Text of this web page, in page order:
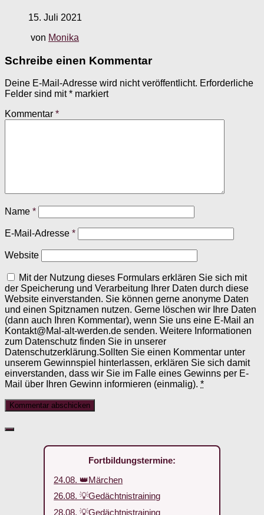
15. Juli 2021
von Monika
Schreibe einen Kommentar
Deine E-Mail-Adresse wird nicht veröffentlicht. Erforderliche
Felder sind mit* markiert
Kommentar *
Name *
E-Mail-Adresse *
Website
Mit der Nutzung dieses Formulars erklären Sie sich mit
der Speicherung und Verarbeitung Ihrer Daten durch diese
Website einverstanden. Sie können gerne anonyme Daten
und einen Spitznamen nutzen. Gerne löschen wir Ihre Daten
(dann auch Ihren Kommentar), wenn Sie uns eine E-Mail an
Kontakt@Mal-alt-werden.de senden. Weitere Informationen
zum Datenschutz finden Sie in unserer
Datenschutzerklärung.Sollten Sie einen Kommentar unter
unserem Gewinnspiel hinterlassen, erklären Sie sich damit
einverstanden, dass wir Sie im Falle eines Gewinns per E-
Mail über Ihren Gewinn informieren (einmalig). *
Fortbildungstermine:
24.08. 👑Märchen
26.08. 💡Gedächtnistraining
28.08. 💡Gedächtnistraining